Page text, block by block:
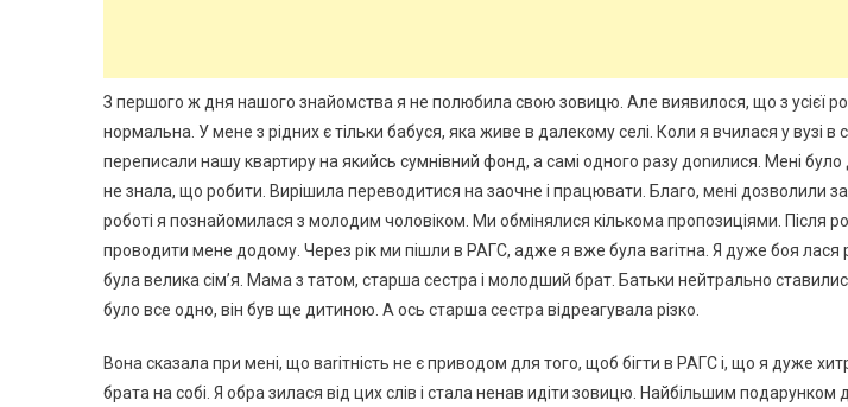
З першого ж дня нашого знайомства я не полюбила свою зовицю. Але виявилося, що з усієї
нормальна. У мене з рідних є тільки бабуся, яка живе в далекому селі. Коли я вчилася у вузі в
переписали нашу квартиру на якийсь сумнівний фонд, а самі одного разу доnилися. Мені було
не знала, що робити. Вирішила переводитися на заочне і працювати. Благо, мені дозволили
роботі я познайомилася з молодим чоловіком. Ми обмінялися кількома пропозиціями. Після
проводити мене додому. Через рік ми пішли в РАГС, адже я вже була ваrітна. Я дуже боя лася
була велика сім’я. Мама з татом, старша сестра і молодший брат. Батьки нейтрально
було все одно, він був ще дитиною. А ось старша сестра відреагувала різко.
Вона сказала при мені, що ваrітність не є приводом для того, щоб бігти в РАГС і, що я дуже
брата на собі. Я обра зилася від цих слів і стала ненав идіти зовицю. Найбільшим